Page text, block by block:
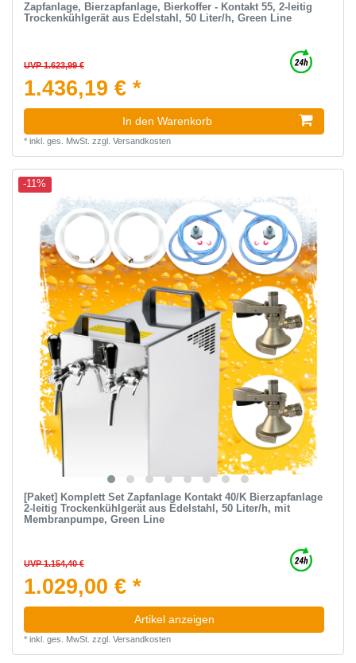
Zapfanlage, Bierzapfanlage, Bierkoffer - Kontakt 55, 2-leitig
Trockenkühlgerät aus Edelstahl, 50 Liter/h, Green Line
UVP 1.623,99 €
1.436,19 € *
In den Warenkorb
* inkl. ges. MwSt. zzgl. Versandkosten
-11%
[Paket] Komplett Set Zapfanlage Kontakt 40/K Bierzapfanlage
2-leitig Trockenkühlgerät aus Edelstahl, 50 Liter/h, mit
Membranpumpe, Green Line
UVP 1.154,40 €
1.029,00 € *
Artikel anzeigen
* inkl. ges. MwSt. zzgl. Versandkosten